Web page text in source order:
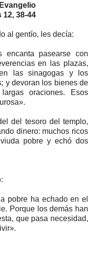
38-44
al gentío, les decía:
encanta pasearse con
en las plazas,
las sinagogas y los
y devoran los bienes de
oraciones. Esos
del tesoro del templo,
dinero: muchos ricos
pobre y echó dos
pobre ha echado en el
Porque los demás han
que pasa necesidad,